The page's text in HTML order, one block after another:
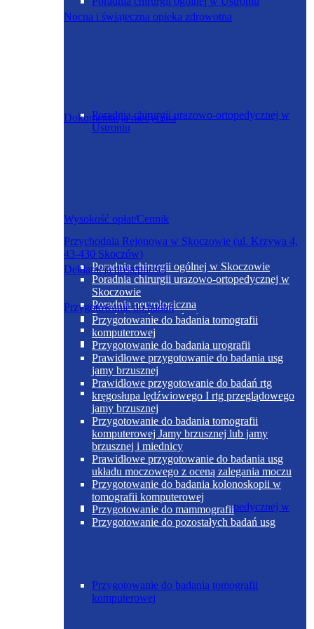
Poradnia chirurgii urazowo-ortopedycznej w
Ustroniu
Przychodnia Rejonowa w Skoczowie (ul. Krzywa 4,
43-430 Skoczów)
Poradnia chirurgii ogólnej w Skoczowie
Poradnia chirurgii urazowo-ortopedycznej w
Skoczowie
Poradnia neurologiczna
Poradnia otolaryngologiczna
Poradnia chirurgii ogólnej w Skoczowie
Poradnia chirurgii urazowo-ortopedycznej w
Skoczowie
Nocna i świąteczna opieka zdrowotna
Dokumentacja medyczna
Wysokość opłat/Cennik
Deklaracja dostępności
Przygotowanie do badań
Przygotowanie do badania tomografii
komputerowej
Przygotowanie do badania urografii
Prawidłowe przygotowanie do badania usg
jamy brzusznej
Prawidłowe przygotowanie do badań rtg
kręgosłupa lędźwiowego I rtg przeglądowego
jamy brzusznej
Przygotowanie do badania tomografii
komputerowej Jamy brzusznej lub jamy
brzusznej i miednicy
Prawidłowe przygotowanie do badania usg
układu moczowego z oceną zalegania moczu
Przygotowanie do badania kolonoskopii w
tomografii komputerowej
Przygotowanie do mammografii
Przygotowanie do pozostałych badań usg
Przygotowanie do badania tomografii
komputerowej